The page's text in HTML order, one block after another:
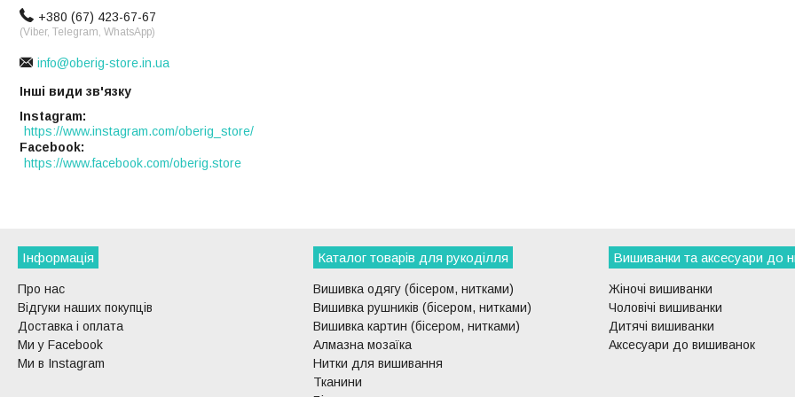
+380 (67) 423-67-67
(Viber, Telegram, WhatsApp)
info@oberig-store.in.ua
Інші види зв'язку
Instagram
https://www.instagram.com/oberig_store/
Facebook
https://www.facebook.com/oberig.store
Інформація
Про нас
Відгуки наших покупців
Доставка і оплата
Ми у Facebook
Ми в Instagram
Каталог товарів для рукоділля
Вишивка одягу (бісером, нитками)
Вишивка рушників (бісером, нитками)
Вишивка картин (бісером, нитками)
Алмазна мозаїка
Нитки для вишивання
Тканини
Вишиванки та аксесуари до
Жіночі вишиванки
Чоловічі вишиванки
Дитячі вишиванки
Аксесуари до вишиванок